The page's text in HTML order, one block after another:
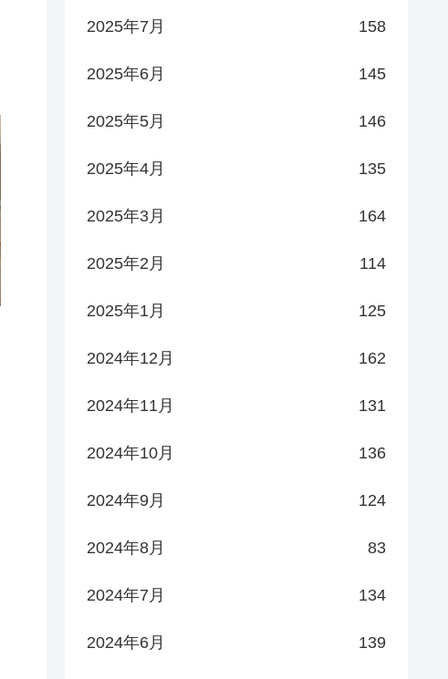
2025年7月 158
2025年6月 145
2025年5月 146
2025年4月 135
2025年3月 164
2025年2月 114
2025年1月 125
2024年12月 162
2024年11月 131
2024年10月 136
2024年9月 124
2024年8月 83
2024年7月 134
2024年6月 139